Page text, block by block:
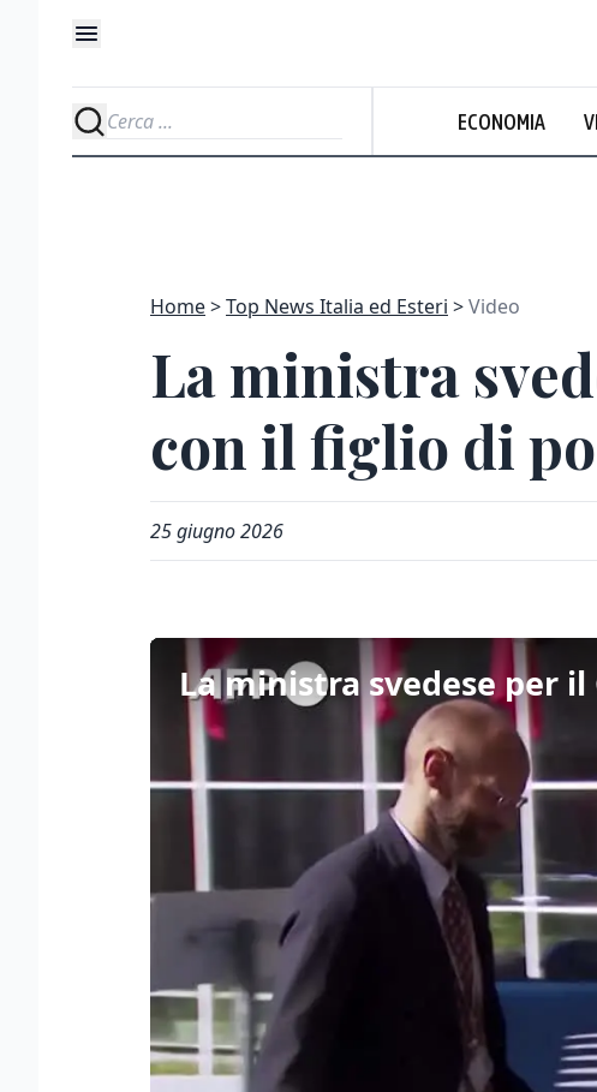
ECONOMIA
Home Top News Italia ed Esteri Video
La ministra
con il figlio di
25 giugno 2026